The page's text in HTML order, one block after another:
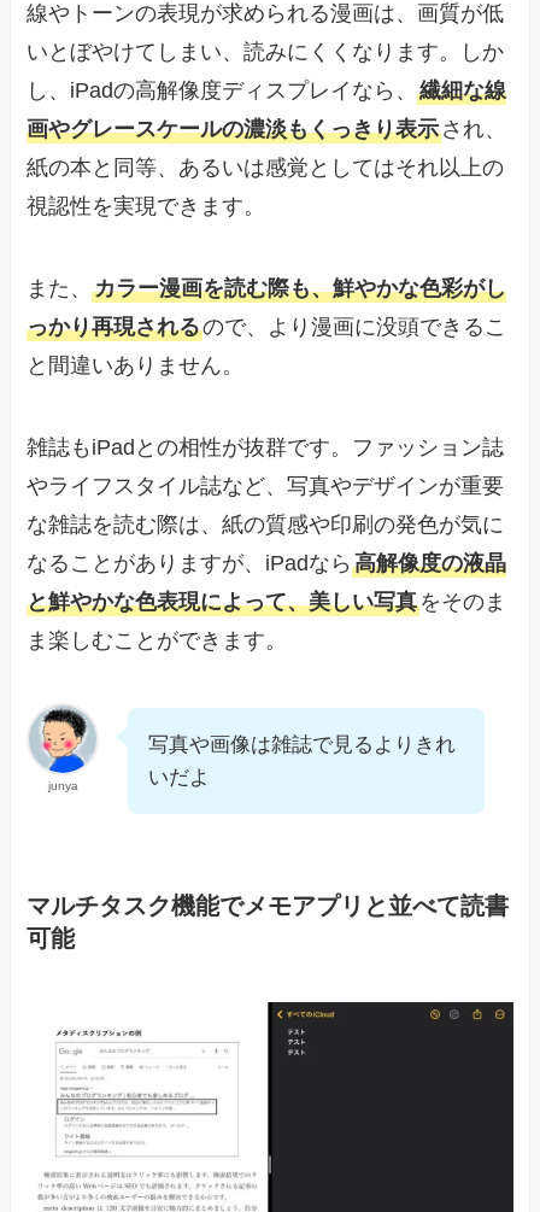
線やトーンの表現が求められる漫画は、画質が低
いとぼやけてしまい、読みにくくなります。しか
し、iPadの高解像度ディスプレイなら、繊細な線
画やグレースケールの濃淡もくっきり表示され、
紙の本と同等、あるいは感覚としてはそれ以上の
視認性を実現できます。
また、カラー漫画を読む際も、鮮やかな色彩がし
っかり再現されるので、より漫画に没頭できるこ
と間違いありません。
雑誌もiPadとの相性が抜群です。ファッション誌
やライフスタイル誌など、写真やデザインが重要
な雑誌を読む際は、紙の質感や印刷の発色が気に
なることがありますが、iPadなら高解像度の液晶
と鮮やかな色表現によって、美しい写真をそのま
ま楽しむことができます。
junya
写真や画像は雑誌で見るよりきれ
いだよ
マルチタスク機能でメモアプリと並べて読書
可能